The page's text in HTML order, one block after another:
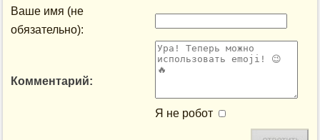
Ваше имя (не
обязательно):
Комментарий:
Я не робот